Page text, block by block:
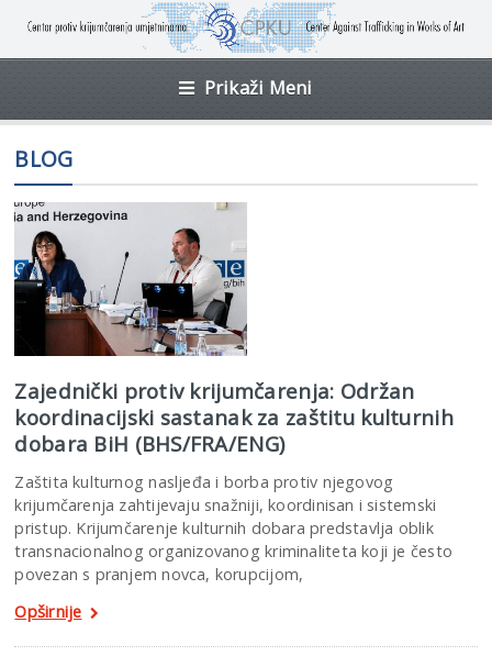
Prikaži Meni
BLOG
Zajednički protiv krijumčarenja: Održan
koordinacijski sastanak za zaštitu kulturnih
dobara BiH (BHS/FRA/ENG)
Zaštita kulturnog nasljeđa i borba protiv njegovog
krijumčarenja zahtijevaju snažniji, koordinisan i sistemski
pristup. Krijumčarenje kulturnih dobara predstavlja oblik
transnacionalnog organizovanog kriminaliteta koji je često
povezan s pranjem novca, korupcijom,
Opširnije